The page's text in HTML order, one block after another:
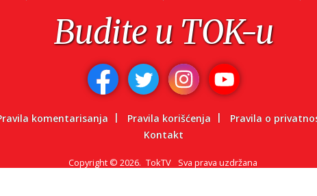
Budite u TOK-u
komentarisanja Pravila korišćenja
Pravila o
Kontakt
Copyright © 2026. TokTV Sva prava uzdržana